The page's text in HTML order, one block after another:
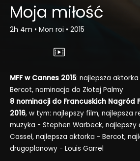
Moja miłość
2h 4m • Mon roi • 2015
MFF w Cannes 2015: najlepsza
Bercot, nominacja do Złotej Palmy
8 nominacji do Francuskich Nagród
2016, w tym: najlepszy film, najlepsza
muzyka - Stephen Warbeck,
Cassel, najlepsza aktorka - Bercot,
drugoplanowy - Louis Garrel